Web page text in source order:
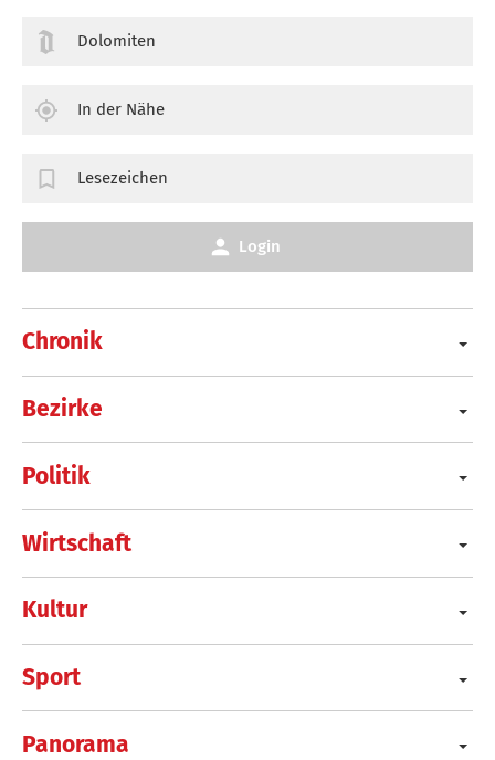
Chronik
Bezirke
Politik
Wirtschaft
Kultur
Sport
Panorama
Dolomiten
In der Nähe
Lesezeichen
Login